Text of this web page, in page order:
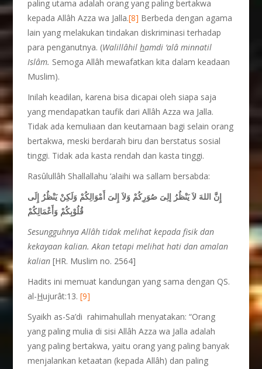
paling utama adalah orang yang paling bertakwa
kepada Allâh Azza wa Jalla.[8] Berbeda dengan agama
lain yang melakukan tindakan diskriminasi terhadap
para penganutnya. (Walillâhilhamdi ‘alâ minnatil
Islâm. Semoga Allâh mewafatkan kita dalam keadaan
Muslim).
Inilah keadilan, karena bisa dicapai oleh siapa saja
yang mendapatkan taufik dari Allâh Azza wa Jalla.
Tidak ada kemuliaan dan keutamaan bagi selain orang
bertakwa, meski berdarah biru dan berstatus sosial
tinggi. Tidak ada kasta rendah dan kasta tinggi.
Rasûlullâh Shallallahu ‘alaihi wa sallam bersabda:
إِنَّ اللهَ لاَ يَنْظُرُ إلِىَ صُوَرِكُمْ وَلاَ إِلىَ أَمْوَالِكُمْ وَلَكِنْ يَنْظُرُ إِلَى
قُلُوْبِكُمْ وَأَعْمَالِكُمْ
Sesungguhnya Allâh tidak melihat kepada fisik dan
kekayaan kalian. Akan tetapi melihat hati dan amalan
kalian [HR. Muslim no. 2564]
Hadits ini memuat kandungan yang sama dengan QS.
al-Hujurât:13.[9]
Syaikh as-Sa’di rahimahullah menyatakan: “Orang
yang paling mulia di sisi Allâh Azza wa Jalla adalah
yang paling bertakwa, yaitu orang yang paling banyak
menjalankan ketaatan (kepada Allâh) dan paling